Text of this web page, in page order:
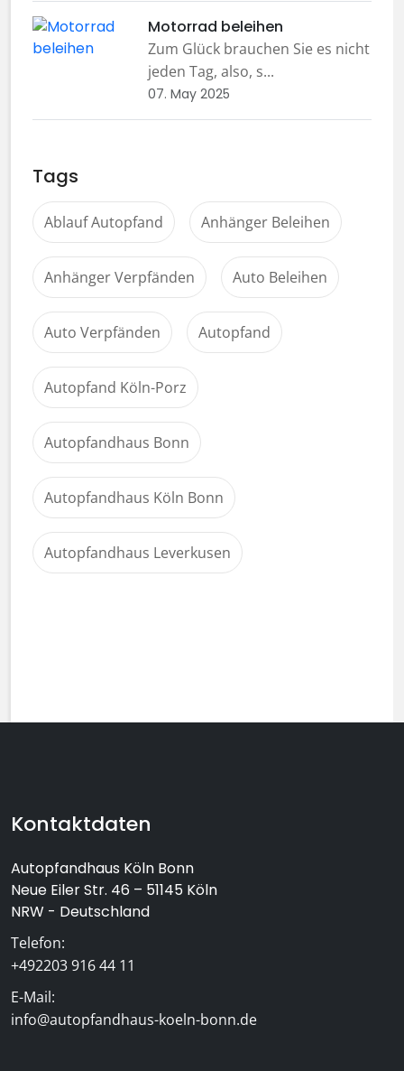
Motorrad beleihen
Zum Glück brauchen Sie es nicht
jeden Tag, also, s...
07. May 2025
Tags
Ablauf Autopfand Anhänger Beleihen
Anhänger Verpfänden Auto Beleihen
Auto Verpfänden Autopfand
Autopfand Köln-Porz
Autopfandhaus Bonn
Autopfandhaus Köln Bonn
Autopfandhaus Leverkusen
Kontaktdaten
Autopfandhaus Köln Bonn
Neue Eiler Str. 46 – 51145 Köln
NRW - Deutschland
Telefon:
+492203 916 44 11
E-Mail:
info@autopfandhaus-koeln-bonn.de